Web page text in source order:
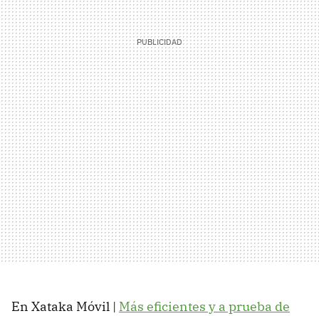
En Xataka Móvil | Más eficientes y a prueba de